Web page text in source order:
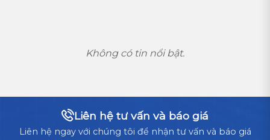
Không có tin nổi bật.
Liên hệ tư vấn và báo giá
Liên hệ ngay với chúng tôi để nhận tư vấn và báo giá